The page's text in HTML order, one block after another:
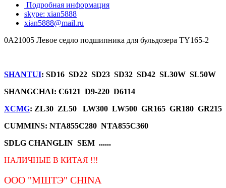
Подробная информация
skype: xian5888
xian5888@mail.ru
0A21005 Левое седло подшипника для бульдозера TY165-2
SHANTUI: SD16 SD22 SD23 SD32 SD42 SL30W SL50W
SHANGCHAI: C6121 D9-220 D6114
XCMG: ZL30 ZL50 LW300 LW500 GR165 GR180 GR215
CUMMINS: NTA855C280 NTA855C360
SDLG CHANGLIN SEM ......
НАЛИЧНЫЕ В КИТАЯ !!!
ООО "МШТЭ" CHINA